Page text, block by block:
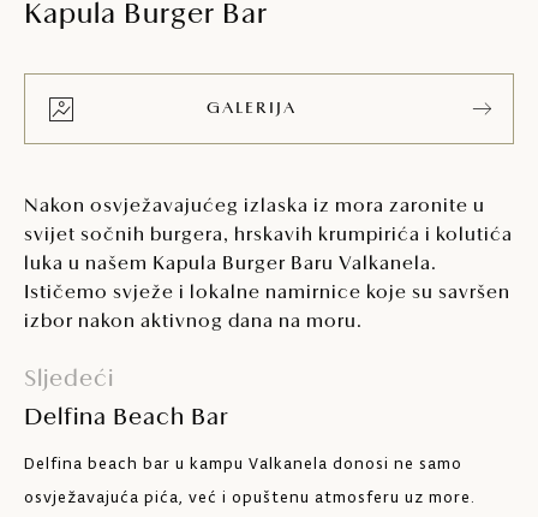
Kapula Burger Bar
GALERIJA
Nakon osvježavajućeg izlaska iz mora zaronite u
svijet sočnih burgera, hrskavih krumpirića i kolutića
luka u našem Kapula Burger Baru Valkanela.
Ističemo svježe i lokalne namirnice koje su savršen
izbor nakon aktivnog dana na moru.
Sljedeći
Delfina Beach Bar
Delfina beach bar u kampu Valkanela donosi ne samo
osvježavajuća pića, već i opuštenu atmosferu uz more.